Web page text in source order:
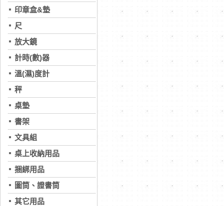
印章盒&墊
尺
放大鏡
計時(數)器
溫(濕)度計
秤
桌墊
書架
文具組
桌上收納用品
捆綁用品
圖筒、證書筒
其它用品